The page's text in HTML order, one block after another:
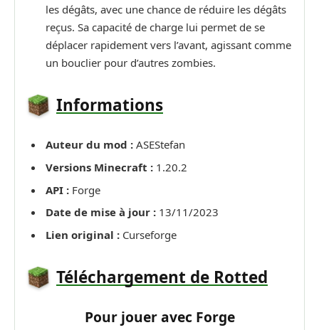
les dégâts, avec une chance de réduire les dégâts
reçus. Sa capacité de charge lui permet de se
déplacer rapidement vers l’avant, agissant comme
un bouclier pour d’autres zombies.
Informations
Auteur du mod : ASEStefan
Versions Minecraft : 1.20.2
API : Forge
Date de mise à jour : 13/11/2023
Lien original : Curseforge
Téléchargement de Rotted
Pour jouer avec Forge